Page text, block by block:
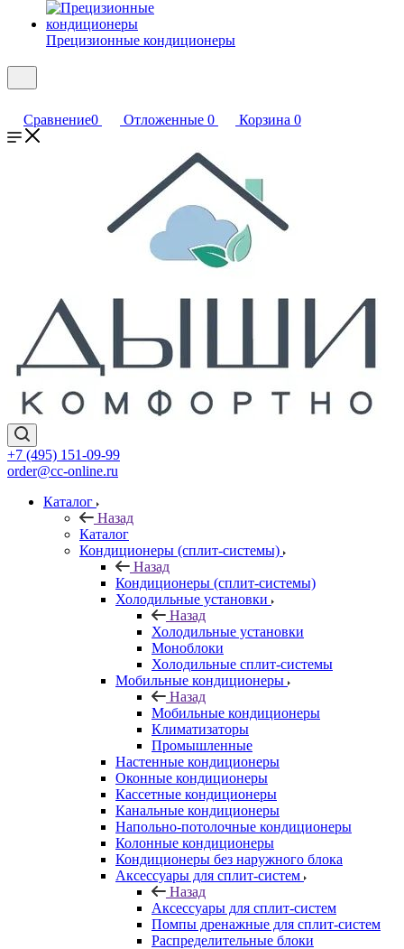
Прецизионные кондиционеры
Сравнение0 Отложенные 0 Корзина 0
+7 (495) 151-09-99
order@cc-online.ru
Каталог
Назад
Каталог
Кондиционеры (сплит-системы)
Назад
Кондиционеры (сплит-системы)
Холодильные установки
Назад
Холодильные установки
Моноблоки
Холодильные сплит-системы
Мобильные кондиционеры
Назад
Мобильные кондиционеры
Климатизаторы
Промышленные
Настенные кондиционеры
Оконные кондиционеры
Кассетные кондиционеры
Канальные кондиционеры
Напольно-потолочные кондиционеры
Колонные кондиционеры
Кондиционеры без наружного блока
Аксессуары для сплит-систем
Назад
Аксессуары для сплит-систем
Помпы дренажные для сплит-систем
Распределительные блоки